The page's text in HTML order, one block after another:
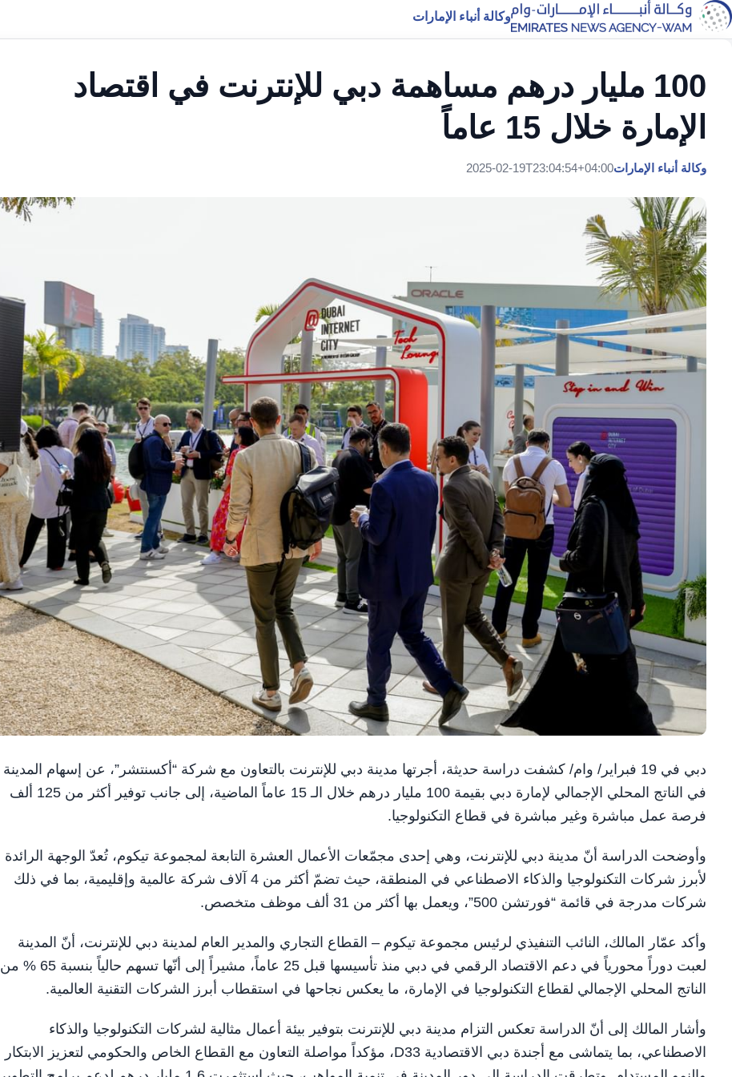
وكالة أنباء الإمارات
100 مليار درهم مساهمة دبي للإنترنت في اقتصاد
الإمارة خلال 15 عاماً
وكالة أنباء الإمارات2025-02-19T23:04:54+04:00
دبي في 19 فبراير/ وام/ كشفت دراسة حديثة، أجرتها مدينة دبي للإنترنت بالتعاون مع شركة “أكسنتشر”، عن إسهام المدينة
في الناتج المحلي الإجمالي لإمارة دبي بقيمة 100 مليار درهم خلال الـ 15 عاماً الماضية، إلى جانب توفير أكثر من 125 ألف
فرصة عمل مباشرة وغير مباشرة في قطاع التكنولوجيا.
وأوضحت الدراسة أنّ مدينة دبي للإنترنت، وهي إحدى مجمّعات الأعمال العشرة التابعة لمجموعة تيكوم، تُعدّ الوجهة الرائدة
لأبرز شركات التكنولوجيا والذكاء الاصطناعي في المنطقة، حيث تضمّ أكثر من 4 آلاف شركة عالمية وإقليمية، بما في ذلك
شركات مدرجة في قائمة “فورتشن 500”، ويعمل بها أكثر من 31 ألف موظف متخصص.
وأكد عمّار المالك، النائب التنفيذي لرئيس مجموعة تيكوم – القطاع التجاري والمدير العام لمدينة دبي للإنترنت، أنّ المدينة
لعبت دوراً محورياً في دعم الاقتصاد الرقمي في دبي منذ تأسيسها قبل 25 عاماً، مشيراً إلى أنّها تسهم حالياً بنسبة 65 % من
الناتج المحلي الإجمالي لقطاع التكنولوجيا في الإمارة، ما يعكس نجاحها في استقطاب أبرز الشركات التقنية العالمية.
وأشار المالك إلى أنّ الدراسة تعكس التزام مدينة دبي للإنترنت بتوفير بيئة أعمال مثالية لشركات التكنولوجيا والذكاء
الاصطناعي، بما يتماشى مع أجندة دبي الاقتصادية D33، مؤكداً مواصلة التعاون مع القطاع الخاص والحكومي لتعزيز الابتكار